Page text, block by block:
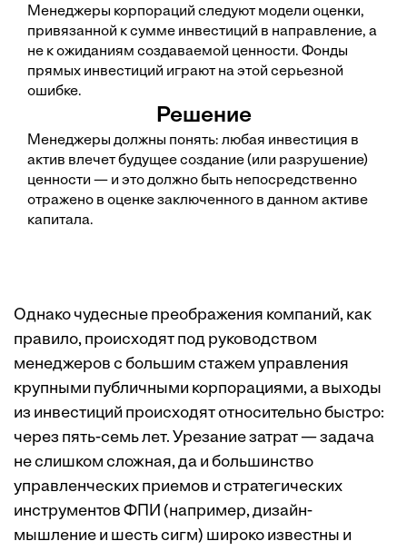
Менеджеры корпораций следуют модели оценки,
привязанной к сумме инвестиций в направление, а
не к ожиданиям создаваемой ценности. Фонды
прямых инвестиций играют на этой серьезной
ошибке.
Решение
Менеджеры должны понять: любая инвестиция в
актив влечет будущее создание (или разрушение)
ценности — и это должно быть непосредственно
отражено в оценке заключенного в данном активе
капитала.
Однако чудесные преображения компаний, как
правило, происходят под руководством
менеджеров с большим стажем управления
крупными публичными корпорациями, а выходы
из инвестиций происходят относительно быстро:
через пять-семь лет. Урезание затрат — задача
не слишком сложная, да и большинство
управленческих приемов и стратегических
инструментов ФПИ (например, дизайн-
мышление и шесть сигм) широко известны и